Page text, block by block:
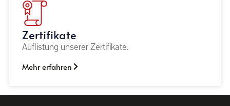
Zertifikate
Auflistung unserer Zertifikate.
Mehr erfahren